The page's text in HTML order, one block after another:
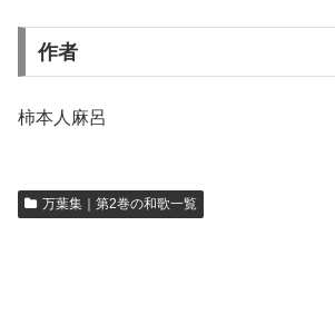
作者
柿本人麻呂
万葉集｜第2巻の和歌一覧